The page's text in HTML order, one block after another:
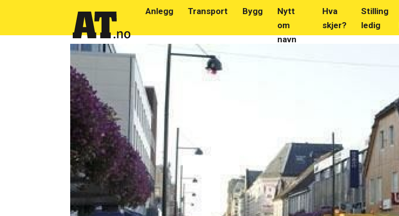
Anlegg Transport Bygg
Nytt
om
navn
Hva
skjer?
Stilling
ledig